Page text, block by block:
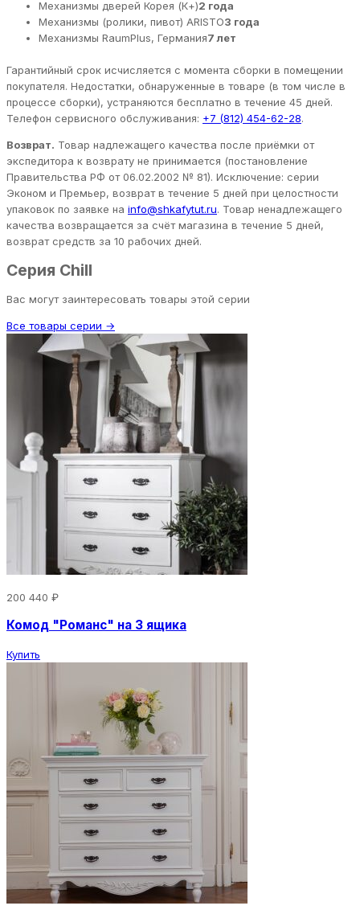
Механизмы дверей Корея (К+)2 года
Механизмы (ролики, пивот) ARISTO3 года
Механизмы RaumPlus, Германия7 лет
Гарантийный срок исчисляется с момента сборки в помещении
покупателя. Недостатки, обнаруженные в товаре (в том числе в
процессе сборки), устраняются бесплатно в течение 45 дней.
Телефон сервисного обслуживания: +7 (812) 454-62-28.
Возврат. Товар надлежащего качества после приёмки от
экспедитора к возврату не принимается (постановление
Правительства РФ от 06.02.2002 № 81). Исключение: серии
Эконом и Премьер, возврат в течение 5 дней при целостности
упаковок по заявке на info@shkafytut.ru. Товар ненадлежащего
качества возвращается за счёт магазина в течение 5 дней,
возврат средств за 10 рабочих дней.
Серия Chill
Вас могут заинтересовать товары этой серии
Все товары серии →
200 440 ₽
Комод "Романс" на 3 ящика
Купить